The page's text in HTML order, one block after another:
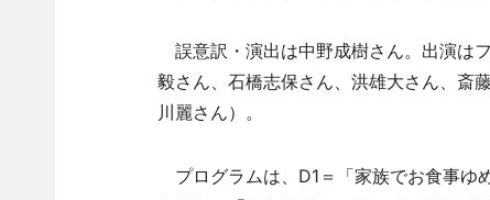
誤意訳・演出は中野成樹さん。出演は
毅さん、石橋志保さん、洪雄大さん、斎
川麗さん）。
プログラムは、D1＝「家族でお食事ゆ